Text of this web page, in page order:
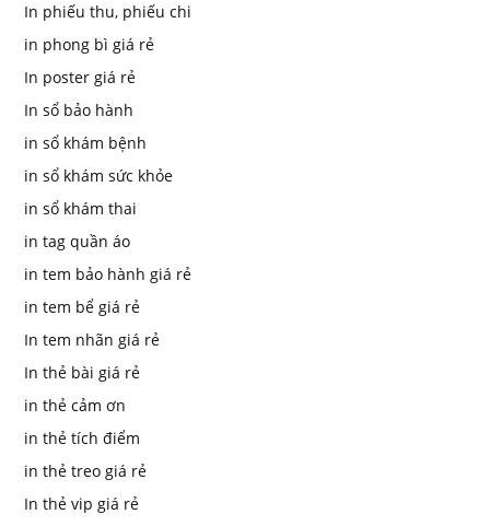
In phiếu thu, phiếu chi
in phong bì giá rẻ
In poster giá rẻ
In sổ bảo hành
in sổ khám bệnh
in sổ khám sức khỏe
in sổ khám thai
in tag quần áo
in tem bảo hành giá rẻ
in tem bể giá rẻ
In tem nhãn giá rẻ
In thẻ bài giá rẻ
in thẻ cảm ơn
in thẻ tích điểm
in thẻ treo giá rẻ
In thẻ vip giá rẻ